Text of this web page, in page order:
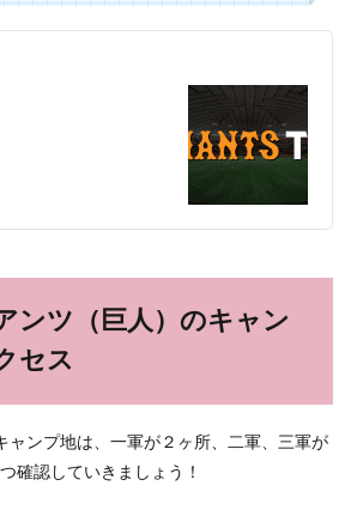
ンツ（巨人）のキャン
セス
ャンプ地は、一軍が２ヶ所、二軍、三軍が
確認していきましょう！